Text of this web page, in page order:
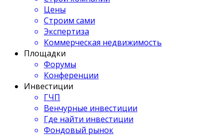
Цены
Строим сами
Экспертиза
Коммерческая недвижимость
Площадки
Форумы
Конференции
Инвестиции
ГЧП
Венчурные инвестиции
Где найти инвестиции
Фондовый рынок